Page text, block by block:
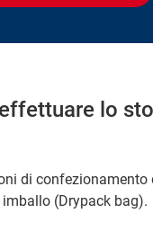
lo
di confezionamento
(Drypack bag).